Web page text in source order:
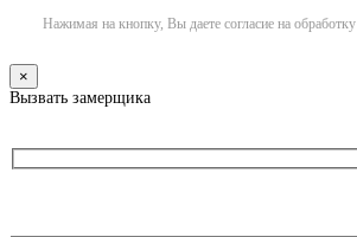
Нажимая на кнопку, Вы даете согласие на обработку
×
Вызвать замерщика